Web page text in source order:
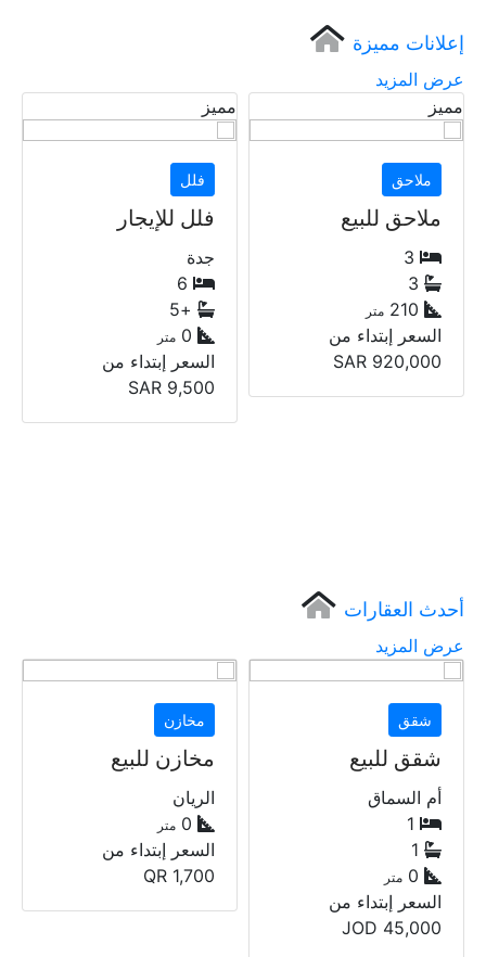
إعلانات مميزة
عرض المزيد
مميز
فلل
فلل للإيجار
جدة
6
+5
0
متر
السعر إبتداء من
مميز
مكاتب
مكاتب للإيجار
الرياض
متر
السعر إبتداء من
15,000
SAR
أحدث العقارات
عرض المزيد
مخازن
مخازن للبيع
الريان
0
السعر إبتداء من
1,700
QR
شقق
شقق للإيجار
1
0
متر
السعر إبتداء من